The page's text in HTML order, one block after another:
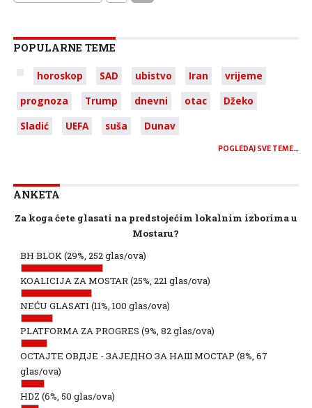
POPULARNE TEME
horoskop SAD ubistvo Iran
vrijeme
prognoza
Trump dnevni otac
Džeko
Sladić
UEFA suša Dunav
POGLEDAJ SVE TEME…
ANKETA
Za koga ćete glasati na predstojećim lokalnim izborima u
Mostaru?
BH BLOK(29%, 252 glas/ova)
KOALICIJA ZA MOSTAR(25%, 221 glas/ova)
NEĆU GLASATI (11%, 100 glas/ova)
PLATFORMA ZA PROGRES (9%, 82 glas/ova)
ОСТАЈТЕ ОВДЈЕ - ЗАЈЕДНО ЗА НАШ МОСТАР (8%, 67
glas/ova)
HDZ (6%, 50 glas/ova)